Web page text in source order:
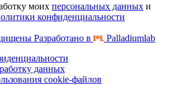
моих персональных данных и
конфиденциальности
Разработано в
Palladiumlab
данных
cookie-файлов